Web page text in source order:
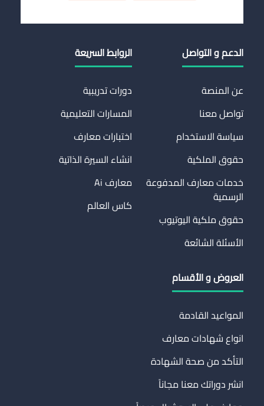
الدعم و التواصل
عن المنصة
تواصل معنا
سياسة الاستخدام
حقوق الملكية
خدمات معارف المدفوعة
الرسمية
حقوق ملكية اليوتيوب
الأسئلة الشائعة
الروابط السريعة
دورات تدريبية
المسارات التعليمية
اختبارات معارف
انشاء السيرة الذاتية
معارف Ai
كاس العالم
العروض و الأقسام
المواعيد القادمة
انواع شهادات معارف
التأكد من صحة الشهادة
انشر دوراتك معنا مجاناً